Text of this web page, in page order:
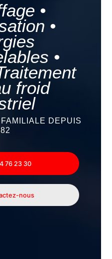
•
•
•
froid
DEPUIS
76 23 30
nous